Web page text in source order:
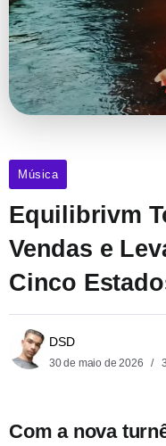
Música
Equilibrivm
Vendas e
Cinco
DSD
30 de maio de 2026
Com a nova